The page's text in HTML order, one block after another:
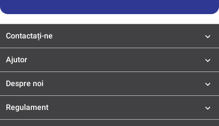
Contactați-ne
Ajutor
Despre noi
Regulament